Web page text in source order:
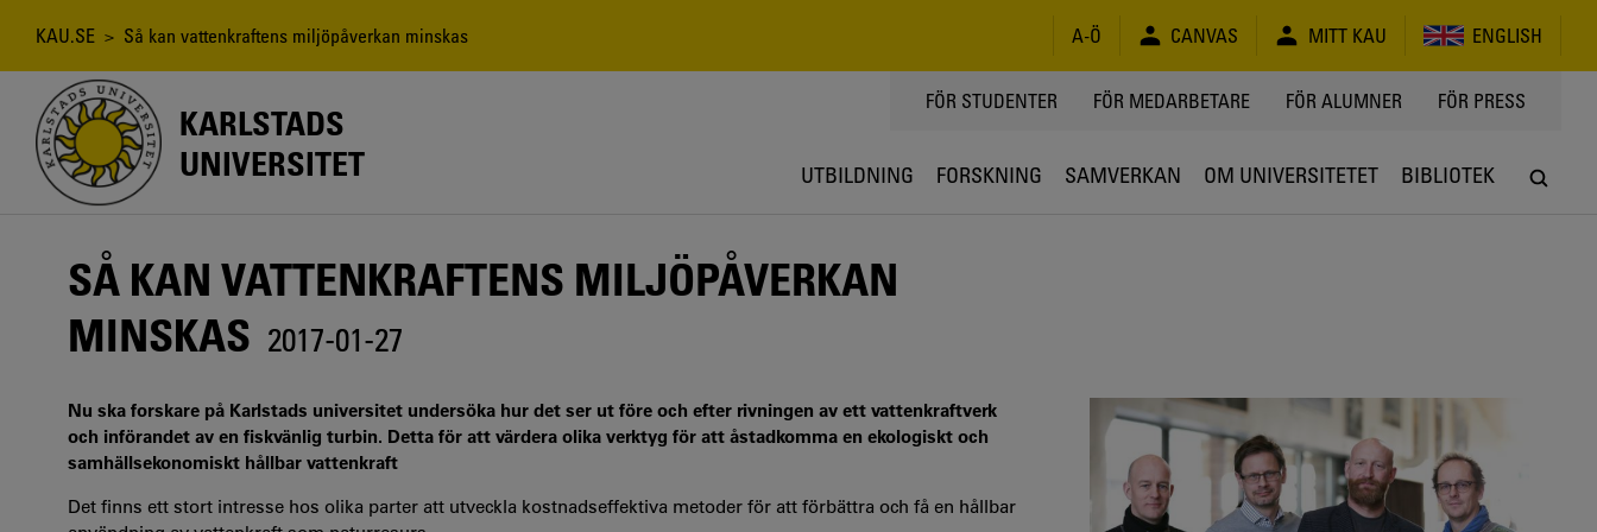
Länkstig
KAU.SE > Så kan vattenkraftens miljöpåverkan minskas A-Ö CANVAS MITT KAU ENGLISH
KARLSTADS
UNIVERSITET
TOPPMENY
FÖR STUDENTER FÖR MEDARBETARE FÖR ALUMNER FÖR PRESS
UTBILDNING FORSKNING SAMVERKAN OM UNIVERSITETET BIBLIOTEK
SÅ KAN VATTENKRAFTENS MILJÖPÅVERKAN
MINSKAS 2017-01-27
Nu ska forskare på Karlstads universitet undersöka hur det ser ut före och efter rivningen av ett vattenkraftverk
och införandet av en fiskvänlig turbin. Detta för att värdera olika verktyg för att åstadkomma en ekologiskt och
samhällsekonomiskt hållbar vattenkraft
Det finns ett stort intresse hos olika parter att utveckla kostnadseffektiva metoder för att förbättra och få en hållbar